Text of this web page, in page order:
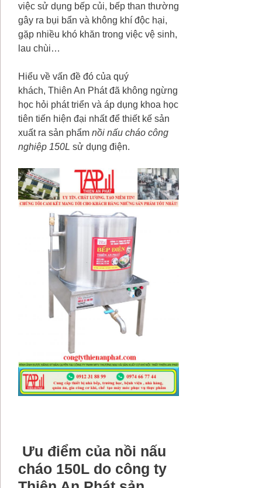
việc sử dụng bếp củi, bếp than thường
gây ra bụi bẩn và không khí độc hại,
gặp nhiều khó khăn trong việc vệ sinh,
lau chùi…
Hiểu về vấn đề đó của quý
khách, Thiên An Phát đã không ngừng
học hỏi phát triển và áp dụng khoa học
tiên tiến hiện đại nhất để thiết kế sản
xuất ra sản phẩm nồi nấu cháo công
nghiệp 150L sử dụng điện.
Ưu điểm của nồi nấu
cháo 150L do công ty